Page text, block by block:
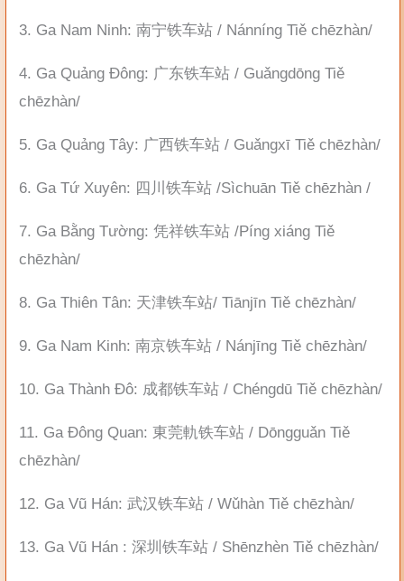
3. Ga Nam Ninh: 南宁铁车站 / Nánníng Tiě chēzhàn/
4. Ga Quảng Đông: 广东铁车站 / Guǎngdōng Tiě
chēzhàn/
5. Ga Quảng Tây: 广西铁车站 / Guǎngxī Tiě chēzhàn/
6. Ga Tứ Xuyên: 四川铁车站 /Sìchuān Tiě chēzhàn /
7. Ga Bằng Tường: 凭祥铁车站 /Píng xiáng Tiě
chēzhàn/
8. Ga Thiên Tân: 天津铁车站/ Tiānjīn Tiě chēzhàn/
9. Ga Nam Kinh: 南京铁车站 / Nánjīng Tiě chēzhàn/
10. Ga Thành Đô: 成都铁车站 / Chéngdū Tiě chēzhàn/
11. Ga Đông Quan: 東莞軌铁车站 / Dōngguǎn Tiě
chēzhàn/
12. Ga Vũ Hán: 武汉铁车站 / Wǔhàn Tiě chēzhàn/
13. Ga Vũ Hán : 深圳铁车站 / Shēnzhèn Tiě chēzhàn/